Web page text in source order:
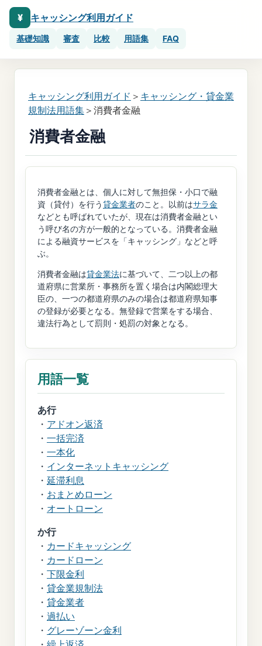
¥ キャッシング利用ガイド
基礎知識 審査 比較 用語集 FAQ
キャッシング利用ガイド ＞ キャッシング・貸金業
規制法用語集 ＞消費者金融
消費者金融
消費者金融とは、個人に対して無担保・小口で融
資（貸付）を行う貸金業者のこと。以前はサラ金
などとも呼ばれていたが、現在は消費者金融とい
う呼び名の方が一般的となっている。消費者金融
による融資サービスを「キャッシング」などと呼
ぶ。
消費者金融は貸金業法に基づいて、二つ以上の都
道府県に営業所・事務所を置く場合は内閣総理大
臣の、一つの都道府県のみの場合は都道府県知事
の登録が必要となる。無登録で営業をする場合、
違法行為として罰則・処罰の対象となる。
用語一覧
あ行
・ アドオン返済
・ 一括完済
・ 一本化
・ インターネットキャッシング
・ 延滞利息
・ おまとめローン
・ オートローン
か行
・ カードキャッシング
・ カードローン
・ 下限金利
・ 貸金業規制法
・ 貸金業者
・ 過払い
・ グレーゾーン金利